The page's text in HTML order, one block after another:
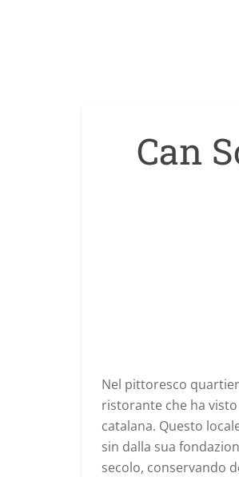
Can
Nel pittoresco
ristorante che ha
catalana. Questo
sin dalla sua
secolo, conservando